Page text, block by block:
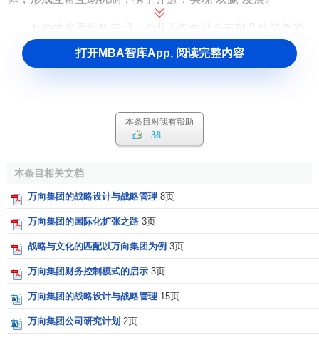
万向的发展历程表明，企业不仅向社会奉献几件简单的
产品，而是在前无古人的实践中奉献一种改革思想，一种探
索精神和一群具有时代意识的现代企业家。
万向文化是全体万向员工三十多年实践的积累，是万向
值的体现。有形的价值有限，无形的价值无限。文化需要继
善和发展。
1970年代，实现日创
1980年代，实现日创利润100,000元 员工最高收入突
破100,000元；
打开MBA智库App, 阅读完整内容
本条目对我有帮助
38
本条目相关文档
万向集团的战略设计与战略管理 8页
万向集团的国际化扩张之路 3页
战略与文化的匹配以万向集团为例 3页
万向集团财务控制模式的启示 3页
万向集团的战略设计与战略管理 15页
万向集团公司研究计划 2页